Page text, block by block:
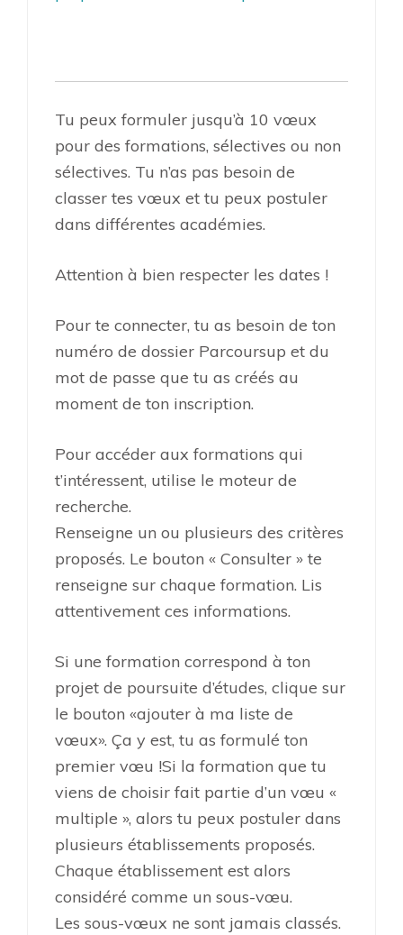
Tu peux formuler jusqu’à 10 vœux
pour des formations, sélectives ou non
sélectives. Tu n’as pas besoin de
classer tes vœux et tu peux postuler
dans différentes académies.
Attention à bien respecter les dates !
Pour te connecter, tu as besoin de ton
numéro de dossier Parcoursup et du
mot de passe que tu as créés au
moment de ton inscription.
Pour accéder aux formations qui
t’intéressent, utilise le moteur de
recherche.
Renseigne un ou plusieurs des critères
proposés. Le bouton « Consulter » te
renseigne sur chaque formation. Lis
attentivement ces informations.
Si une formation correspond à ton
projet de poursuite d’études, clique sur
le bouton «ajouter à ma liste de
vœux». Ça y est, tu as formulé ton
premier vœu !Si la formation que tu
viens de choisir fait partie d’un vœu «
multiple », alors tu peux postuler dans
plusieurs établissements proposés.
Chaque établissement est alors
considéré comme un sous-vœu.
Les sous-vœux ne sont jamais classés.